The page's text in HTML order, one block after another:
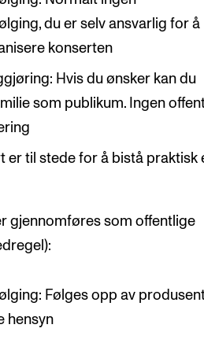
du er selv ansvarlig for å
​konserten
Hvis du ønsker kan du
som publikum. Ingen
er til stede for å bistå praktisk
gjennomføres som offentlige
Følges opp av
hensyn​